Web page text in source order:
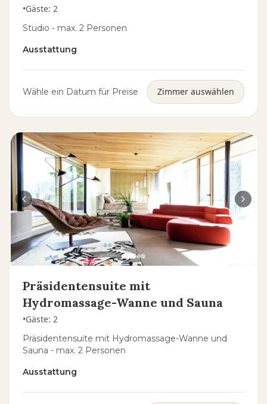
•Gäste: 2
Studio - max. 2 Personen
Ausstattung
Wähle ein Datum für Preise Zimmer auswählen
Präsidentensuite mit
Hydromassage-Wanne und Sauna
•Gäste: 2
Präsidentensuite mit Hydromassage-Wanne und
Sauna - max. 2 Personen
Ausstattung